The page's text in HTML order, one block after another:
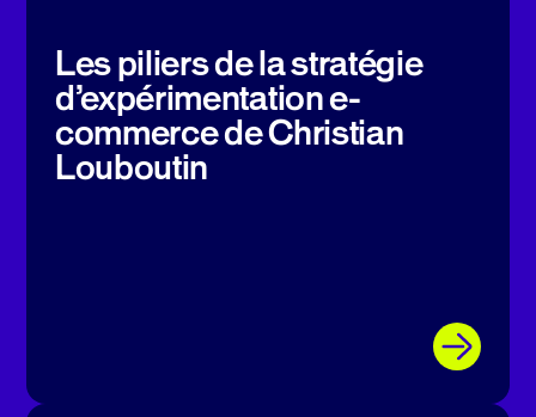
Les piliers de la stratégie
d’expérimentation e-
commerce de Christian
Louboutin